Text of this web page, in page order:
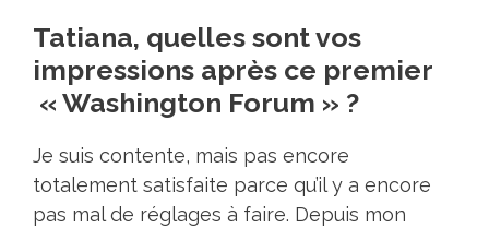
Tatiana, quelles sont vos
impressions après ce premier
« Washington Forum » ?
Je suis contente, mais pas encore
totalement satisfaite parce qu’il y a encore
pas mal de réglages à faire. Depuis mon